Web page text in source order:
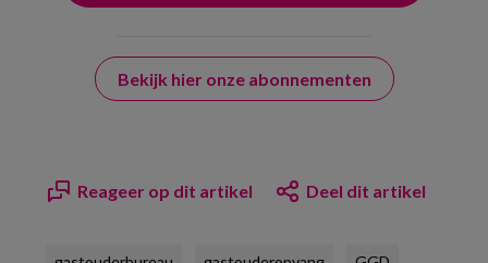
Bekijk hier onze abonnementen
Reageer op dit artikel Deel dit artikel